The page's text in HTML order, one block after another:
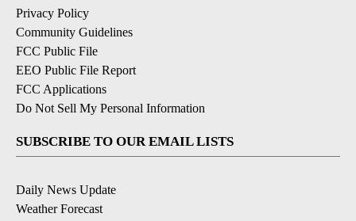
Privacy Policy
Community Guidelines
FCC Public File
EEO Public File Report
FCC Applications
Do Not Sell My Personal Information
SUBSCRIBE TO OUR EMAIL LISTS
Daily News Update
Weather Forecast